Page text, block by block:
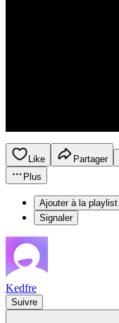
Like Partager
Plus
Ajouter à la playlist
Signaler
Kedfre
Suivre